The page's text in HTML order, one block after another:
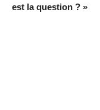
est la question ? »